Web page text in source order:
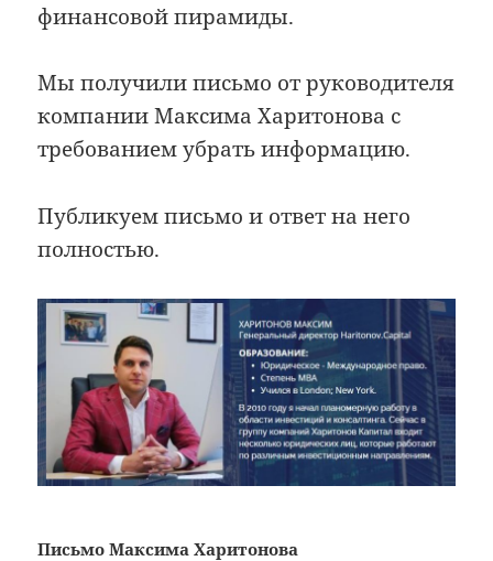
финансовой пирамиды.
Мы получили письмо от руководителя
компании Максима Харитонова с
требованием убрать информацию.
Публикуем письмо и ответ на него
полностью.
Письмо Максима Харитонова